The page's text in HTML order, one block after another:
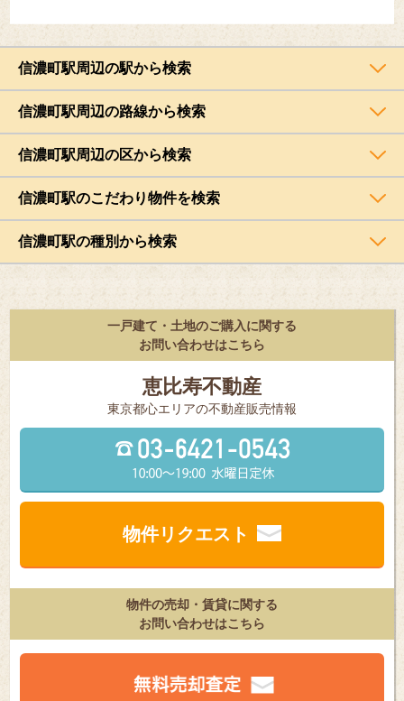
信濃町駅周辺の駅から検索
信濃町駅周辺の路線から検索
信濃町駅周辺の区から検索
信濃町駅のこだわり物件を検索
信濃町駅の種別から検索
一戸建て・土地のご購入に関する
お問い合わせはこちら
恵比寿不動産
東京都⼼エリアの不動産販売情報
物件リクエスト
物件の売却・賃貸に関する
お問い合わせはこちら